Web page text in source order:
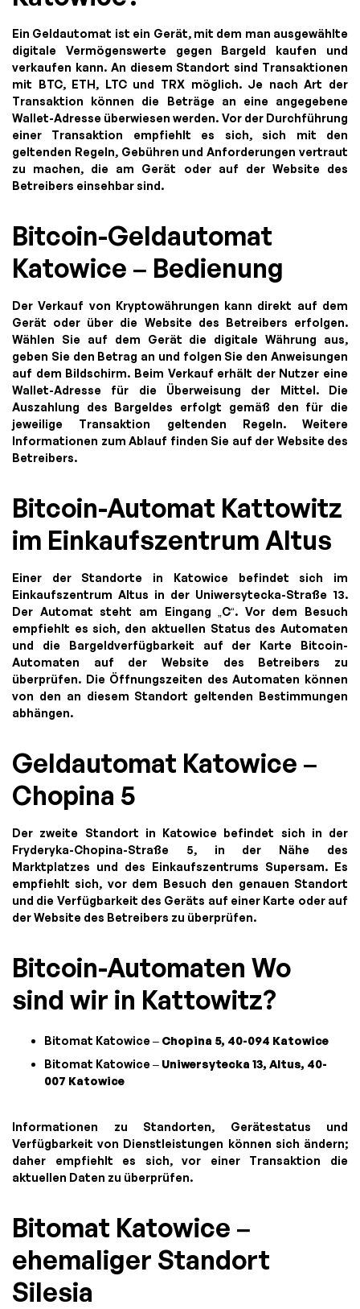
Ein Geldautomat ist ein Gerät, mit dem man ausgewählte
digitale Vermögenswerte gegen Bargeld kaufen und
verkaufen kann. An diesem Standort sind Transaktionen
mit BTC, ETH, LTC und TRX möglich. Je nach Art der
Transaktion können die Beträge an eine angegebene
Wallet-Adresse überwiesen werden. Vor der Durchführung
einer Transaktion empfiehlt es sich, sich mit den
geltenden Regeln, Gebühren und Anforderungen vertraut
zu machen, die am Gerät oder auf der Website des
Betreibers einsehbar sind.
Bitcoin-Geldautomat
Katowice – Bedienung
Der Verkauf von Kryptowährungen kann direkt auf dem
Gerät oder über die Website des Betreibers erfolgen.
Wählen Sie auf dem Gerät die digitale Währung aus,
geben Sie den Betrag an und folgen Sie den Anweisungen
auf dem Bildschirm. Beim Verkauf erhält der Nutzer eine
Wallet-Adresse für die Überweisung der Mittel. Die
Auszahlung des Bargeldes erfolgt gemäß den für die
jeweilige Transaktion geltenden Regeln. Weitere
Informationen zum Ablauf finden Sie auf der Website des
Betreibers.
Bitcoin-Automat Kattowitz
im Einkaufszentrum Altus
Einer der Standorte in Katowice befindet sich im
Einkaufszentrum Altus in der Uniwersytecka-Straße 13.
Der Automat steht am Eingang „C“. Vor dem Besuch
empfiehlt es sich, den aktuellen Status des Automaten
und die Bargeldverfügbarkeit auf der Karte Bitcoin-
Automaten auf der Website des Betreibers zu
überprüfen. Die Öffnungszeiten des Automaten können
von den an diesem Standort geltenden Bestimmungen
abhängen.
Geldautomat Katowice –
Chopina 5
Der zweite Standort in Katowice befindet sich in der
Fryderyka-Chopina-Straße 5, in der Nähe des
Marktplatzes und des Einkaufszentrums Supersam. Es
empfiehlt sich, vor dem Besuch den genauen Standort
und die Verfügbarkeit des Geräts auf einer Karte oder auf
der Website des Betreibers zu überprüfen.
Bitcoin-Automaten Wo
sind wir in Kattowitz?
Bitomat Katowice – Chopina 5, 40-094 Katowice
Bitomat Katowice – Uniwersytecka 13, Altus, 40-
007 Katowice
Informationen zu Standorten, Gerätestatus und
Verfügbarkeit von Dienstleistungen können sich ändern;
daher empfiehlt es sich, vor einer Transaktion die
aktuellen Daten zu überprüfen.
Bitomat Katowice –
ehemaliger Standort
Silesia